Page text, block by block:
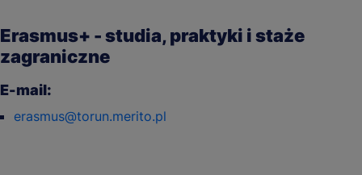
Erasmus+ - studia, praktyki i staże
zagraniczne
E-mail:
erasmus@torun.merito.pl